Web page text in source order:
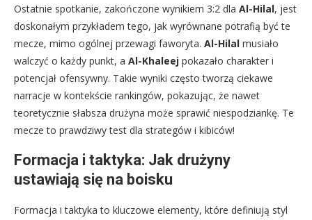
Ostatnie spotkanie, zakończone wynikiem 3:2 dla Al-Hilal, jest
doskonałym przykładem tego, jak wyrównane potrafią być te
mecze, mimo ogólnej przewagi faworyta. Al-Hilal musiało
walczyć o każdy punkt, a Al-Khaleej pokazało charakter i
potencjał ofensywny. Takie wyniki często tworzą ciekawe
narracje w kontekście rankingów, pokazując, że nawet
teoretycznie słabsza drużyna może sprawić niespodziankę. Te
mecze to prawdziwy test dla strategów i kibiców!
Formacja i taktyka: Jak drużyny
ustawiają się na boisku
Formacja i taktyka to kluczowe elementy, które definiują styl